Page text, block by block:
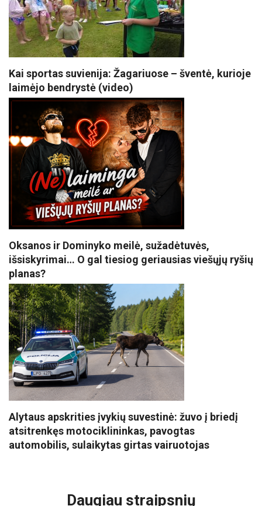
Kai sportas suvienija: Žagariuose – šventė, kurioje
laimėjo bendrystė (video)
Oksanos ir Dominyko meilė, sužadėtuvės,
išsiskyrimai… O gal tiesiog geriausias viešųjų ryšių
planas?
Alytaus apskrities įvykių suvestinė: žuvo į briedį
atsitrenkęs motociklininkas, pavogtas
automobilis, sulaikytas girtas vairuotojas
Daugiau straipsnių